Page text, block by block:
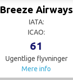
Breeze Airways
IATA:
ICAO:
61
Ugentlige flyvninger
Mere info